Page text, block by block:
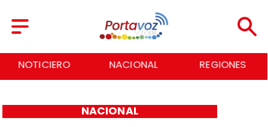
NOTICIERO NACIONAL REGIONES
NACIONAL